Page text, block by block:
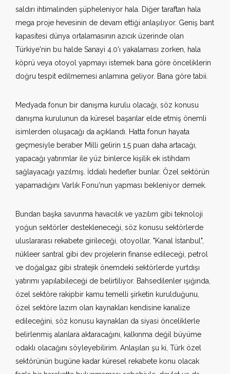
saldırı ihtimalinden şüpheleniyor hala. Diğer taraftan hala
mega proje hevesinin de devam ettiği anlaşılıyor. Geniş bant
kapasitesi dünya ortalamasının azıcık üzerinde olan
Türkiye'nin bu halde Sanayi 4.0'ı yakalaması zorken, hala
köprü veya otoyol yapmayı istemek bana göre önceliklerin
doğru tespit edilmemesi anlamına geliyor. Bana göre tabii.
Medyada fonun bir danışma kurulu olacağı, söz konusu
danışma kurulunun da küresel başarılar elde etmiş önemli
isimlerden oluşacağı da açıklandı. Hatta fonun hayata
geçmesiyle beraber Milli gelirin 1,5 puan daha artacağı,
yapacağı yatırımlar ile yüz binlerce kişilik ek istihdam
sağlayacağı yazılmış. İddialı hedefler bunlar. Özel sektörün
yapamadığını Varlık Fonu'nun yapması bekleniyor demek.
Bundan başka savunma havacılık ve yazılım gibi teknoloji
yoğun sektörler destekleneceği, söz konusu sektörlerde
uluslararası rekabete girileceği, otoyollar, "Kanal İstanbul",
nükleer santral gibi dev projelerin finanse edileceği, petrol
ve doğalgaz gibi stratejik önemdeki sektörlerde yurtdışı
yatırımı yapılabileceği de belirtiliyor. Bahsedilenler ışığında,
özel sektöre rakipbir kamu temelli şirketin kurulduğunu,
özel sektöre lazım olan kaynakları kendisine kanalize
edileceğini, söz konusu kaynakları da siyasi önceliklerle
belirlenmiş alanlara aktaracağını, kalkınma değil büyüme
odaklı olacağını söyleyebilirim. Anlaşılan şu ki, Türk özel
sektörünün bugüne kadar küresel rekabete konu olacak